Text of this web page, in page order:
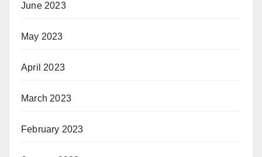
June 2023
May 2023
April 2023
March 2023
February 2023